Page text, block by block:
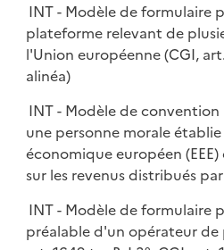
INT - Modèle de formulaire
plateforme relevant de
l'Union européenne (CGI,
alinéa)
INT - Modèle de
une personne morale
économique européen
sur les revenus distribués
INT - Modèle de formulaire
préalable d'un opérateur